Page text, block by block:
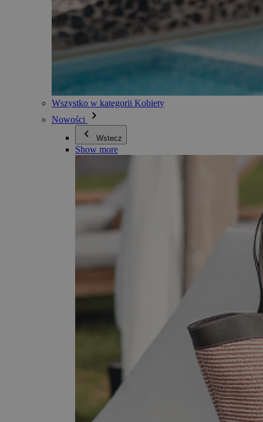
Wszystko w kategorii Kobiety
Nowości
Wstecz
Show more